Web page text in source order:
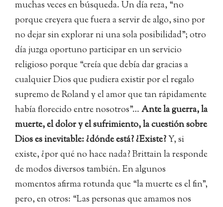
muchas veces en búsqueda. Un día reza, “no
porque creyera que fuera a servir de algo, sino por
no dejar sin explorar ni una sola posibilidad”; otro
día juzga oportuno participar en un servicio
religioso porque “creía que debía dar gracias a
cualquier Dios que pudiera existir por el regalo
supremo de Roland y el amor que tan rápidamente
había florecido entre nosotros”…Ante la guerra, la
muerte, el dolor y el sufrimiento, la cuestión sobre
Dios es inevitable: ¿dónde está? ¿Existe?Y, si
existe, ¿por qué no hace nada? Brittain la responde
de modos diversos también. En algunos
momentos afirma rotunda que “la muerte es el fin”,
pero, en otros: “Las personas que amamos nos